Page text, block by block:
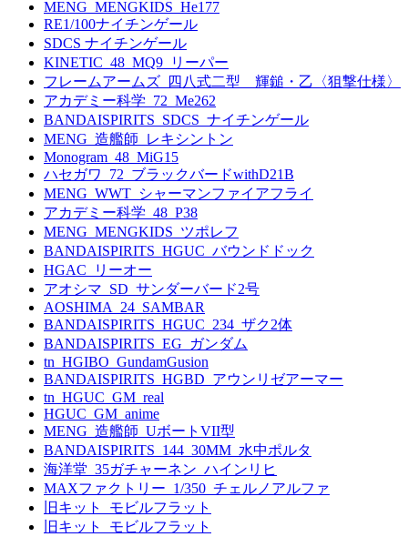
MENG_MENGKIDS_He177
RE1/100ナイチンゲール
SDCS ナイチンゲール
KINETIC_48_MQ9_リーパー
フレームアームズ_四八式二型 輝鎚・乙〈狙撃仕様〉
アカデミー科学_72_Me262
BANDAISPIRITS_SDCS_ナイチンゲール
MENG_造艦師_レキシントン
Monogram_48_MiG15
ハセガワ_72_ブラックバードwithD21B
MENG_WWT_シャーマンファイアフライ
アカデミー科学_48_P38
MENG_MENGKIDS_ツポレフ
BANDAISPIRITS_HGUC_バウンドドック
HGAC_リーオー
アオシマ_SD_サンダーバード2号
AOSHIMA_24_SAMBAR
BANDAISPIRITS_HGUC_234_ザク2体
BANDAISPIRITS_EG_ガンダム
tn_HGIBO_GundamGusion
BANDAISPIRITS_HGBD_アウンリゼアーマー
tn_HGUC_GM_real
HGUC_GM_anime
MENG_造艦師_UボートVII型
BANDAISPIRITS_144_30MM_水中ポルタ
海洋堂_35ガチャーネン_ハインリヒ
MAXファクトリー_1/350_チェルノアルファ
旧キット_モビルフラット
旧キット_モビルフラット